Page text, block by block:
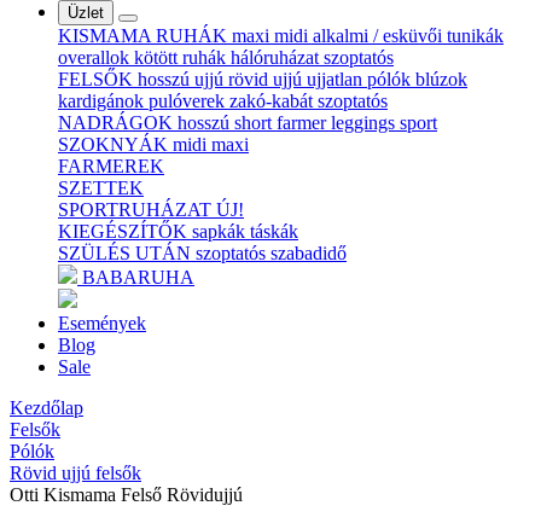
Üzlet
KISMAMA RUHÁK maxi midi alkalmi / esküvői tunikák
overallok kötött ruhák hálóruházat szoptatós
FELSŐK hosszú ujjú rövid ujjú ujjatlan pólók blúzok
kardigánok pulóverek zakó-kabát szoptatós
NADRÁGOK hosszú short farmerleggings sport
SZOKNYÁK midi maxi
FARMEREK
SZETTEK
SPORTRUHÁZAT ÚJ!
KIEGÉSZÍTŐK sapkák táskák
SZÜLÉS UTÁN szoptatós szabadidő
BABARUHA
Események
Blog
Sale
Kezdőlap
Felsők
Pólók
Rövid ujjú felsők
Otti Kismama Felső Rövidujjú